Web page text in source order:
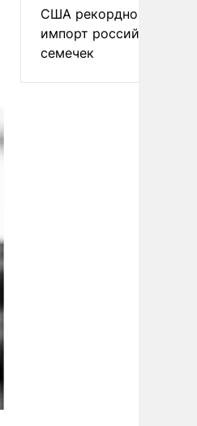
США рекордно
импорт российских
семечек